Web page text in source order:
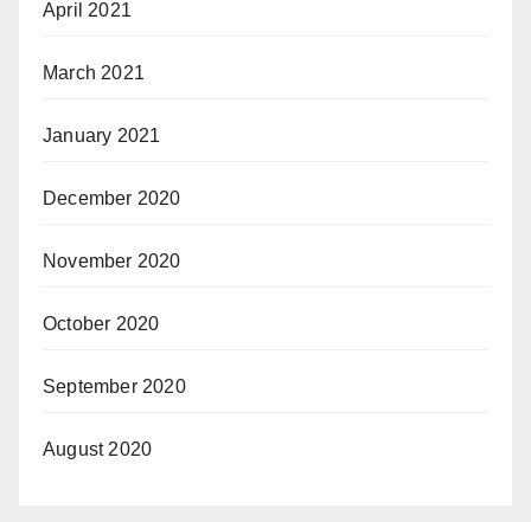
April 2021
March 2021
January 2021
December 2020
November 2020
October 2020
September 2020
August 2020